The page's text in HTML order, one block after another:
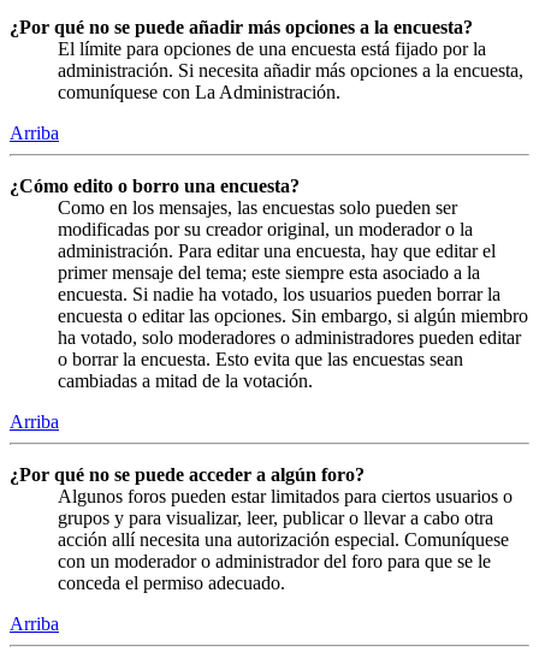
¿Por qué no se puede añadir más opciones a la encuesta?
El límite para opciones de una encuesta está fijado por la
administración. Si necesita añadir más opciones a la encuesta,
comuníquese con La Administración.
Arriba
¿Cómo edito o borro una encuesta?
Como en los mensajes, las encuestas solo pueden ser
modificadas por su creador original, un moderador o la
administración. Para editar una encuesta, hay que editar el
primer mensaje del tema; este siempre esta asociado a la
encuesta. Si nadie ha votado, los usuarios pueden borrar la
encuesta o editar las opciones. Sin embargo, si algún miembro
ha votado, solo moderadores o administradores pueden editar
o borrar la encuesta. Esto evita que las encuestas sean
cambiadas a mitad de la votación.
Arriba
¿Por qué no se puede acceder a algún foro?
Algunos foros pueden estar limitados para ciertos usuarios o
grupos y para visualizar, leer, publicar o llevar a cabo otra
acción allí necesita una autorización especial. Comuníquese
con un moderador o administrador del foro para que se le
conceda el permiso adecuado.
Arriba